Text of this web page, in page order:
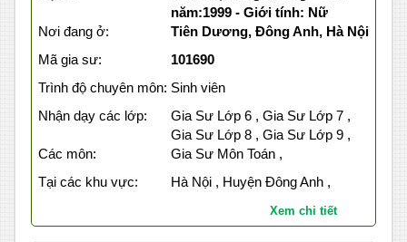
năm:1999 - Giới tính: Nữ
Nơi đang ở:
Tiên Dương, Đông Anh, Hà Nội
Mã gia sư:
101690
Trình độ chuyên môn: Sinh viên
Nhận dạy các lớp:
Gia Sư Lớp 6 , Gia Sư Lớp 7 ,
Gia Sư Lớp 8 , Gia Sư Lớp 9 ,
Các môn:
Gia Sư Môn Toán ,
Tại các khu vực:
Hà Nội , Huyện Đông Anh ,
Xem chi tiết